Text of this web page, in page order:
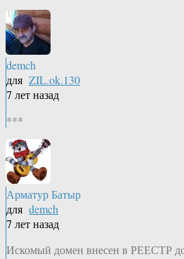
demch
для ZIL.ok.130
7 лет назад
***
Арматур Батыр
для demch
7 лет назад
Искомый домен внесен в РЕЕСТР